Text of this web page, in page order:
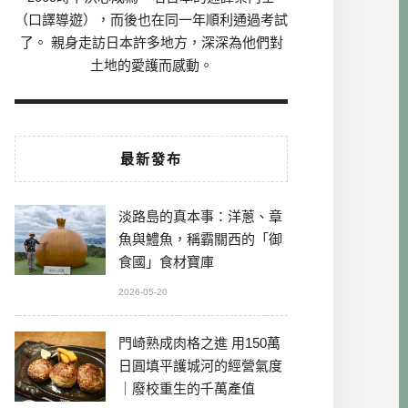
（口譯導遊），而後也在同一年順利通過考試
了。 親身走訪日本許多地方，深深為他們對
土地的愛護而感動。
最新發布
淡路島的真本事：洋蔥、章
魚與鱧魚，稱霸關西的「御
食國」食材寶庫
2026-05-20
門崎熟成肉格之進 用150萬
日圓填平護城河的經營氣度
｜廢校重生的千萬產值